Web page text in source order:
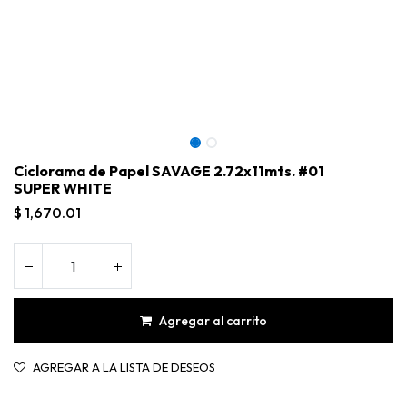
Ciclorama de Papel SAVAGE 2.72x11mts. #01
SUPER WHITE
$ 1,670.01
Agregar al carrito
AGREGAR A LA LISTA DE DESEOS